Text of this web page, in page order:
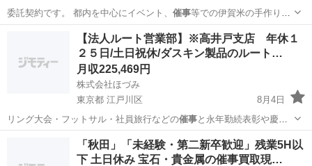
委託契約です。 都内を中心にイベント、 催事等での伊賀米の手作りお
にぎりを作成、販… 桔梗が丘駅 その他 催事
【法人ルート営業部】※高井戸支店 年休１
２５日/土日祝休/ダスキン製品のルート…
月収225,469円
株式会社ほづみ
東京都 江戸川区
8月4日
リング大会・フットサル・社員旅行などの催事と永年勤続表彰や慶弔
費等 ■自社商品…
江戸川区 ルートセールス 業務
「秋田」「未経験・第二新卒歓迎」残業5H以
下 土日休み 宝石・貴金属の催事買取現…